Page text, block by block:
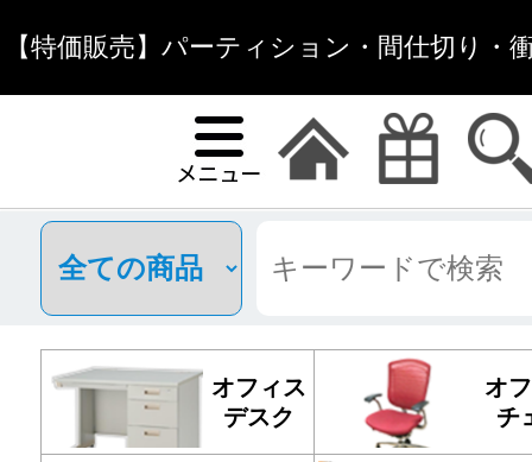
【特価販売】パーティション・間仕切り
ィス家具通
オフィス
デスク
オ
チ